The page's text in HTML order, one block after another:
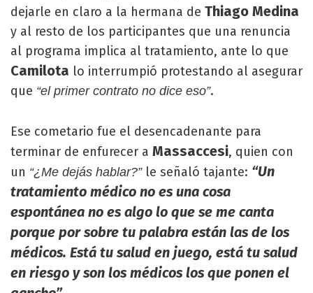
dejarle en claro a la hermana de Thiago Medina
y al resto de los participantes que una renuncia
al programa implica al tratamiento, ante lo que
Camilota lo interrumpió protestando al asegurar
que “el primer contrato no dice eso”.
Ese cometario fue el desencadenante para
terminar de enfurecer a Massaccesi, quien con
un “¿Me dejás hablar?”le señaló tajante: “Un
tratamiento médico no es una cosa
espontánea no es algo lo que se me canta
porque por sobre tu palabra están las de los
médicos. Está tu salud en juego, está tu salud
en riesgo y son los médicos los que ponen el